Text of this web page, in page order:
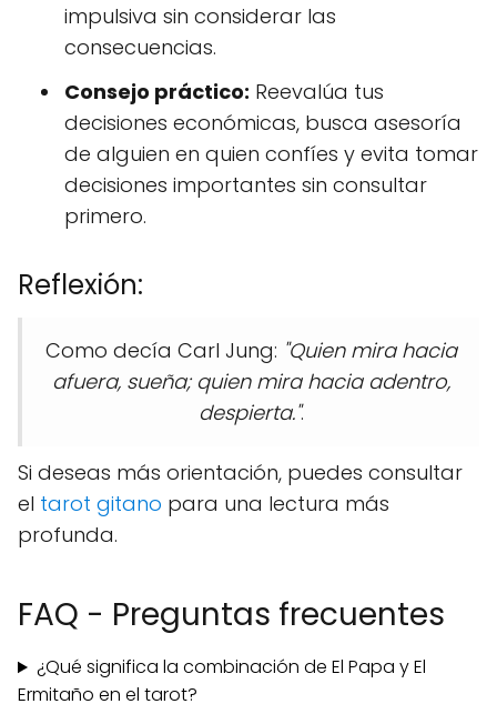
impulsiva sin considerar las
consecuencias.
Consejo práctico: Reevalúa tus
decisiones económicas, busca asesoría
de alguien en quien confíes y evita tomar
decisiones importantes sin consultar
primero.
Reflexión:
Como decía Carl Jung: "Quien mira hacia
afuera, sueña; quien mira hacia adentro,
despierta.".
Si deseas más orientación, puedes consultar
el tarot gitano para una lectura más
profunda.
FAQ - Preguntas frecuentes
¿Qué significa la combinación de El Papa y El
Ermitaño en el tarot?